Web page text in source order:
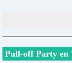
Pull-off Party en